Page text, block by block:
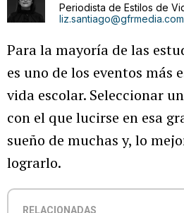
Periodista de Estilos de
liz.santiago@gfrmedia.com
Para la mayoría de las
es uno de los eventos más
vida escolar. Seleccionar
con el que lucirse en esa
sueño de muchas y, lo
lograrlo.
RELACIONADAS